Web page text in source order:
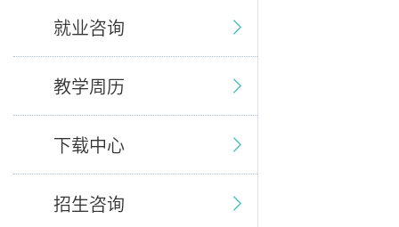
就业咨询
教学周历
下载中心
招生咨询